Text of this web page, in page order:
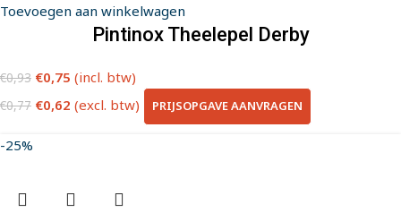
Toevoegen aan winkelwagen
Pintinox Theelepel Derby
€0,93 €0,75 (incl. btw)
€0,77 €0,62 (excl. btw) PRIJSOPGAVE AANVRAGEN
-25%